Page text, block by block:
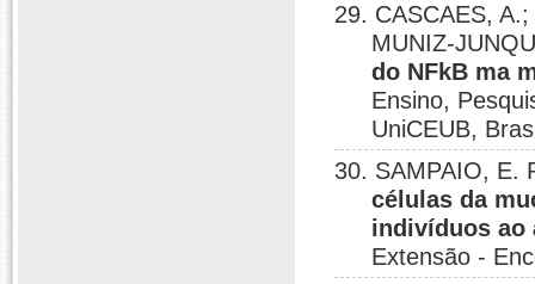
29. CASCAES,
MUNIZ-
do NFkB ma
Ensino,
UniCEUB,
30. SAMPAIO, E.
células da
indivíduos ao
Extensão -